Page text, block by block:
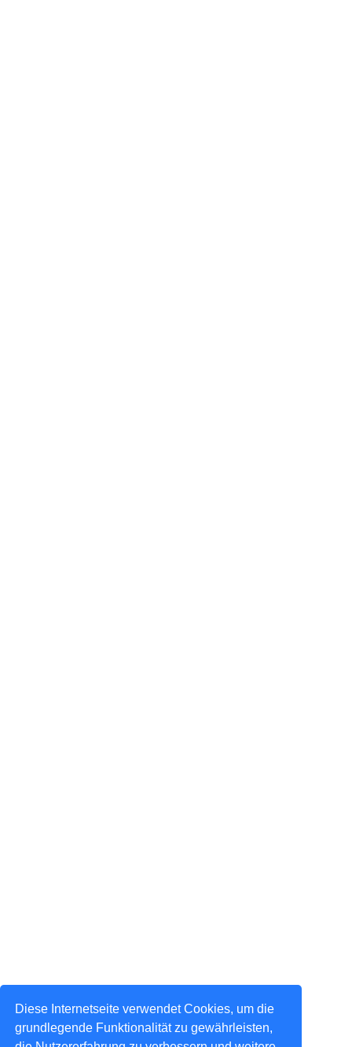
Diese Internetseite verwendet Cookies, um die
grundlegende Funktionalität zu gewährleisten,